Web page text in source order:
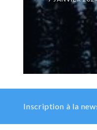
Inscription à la